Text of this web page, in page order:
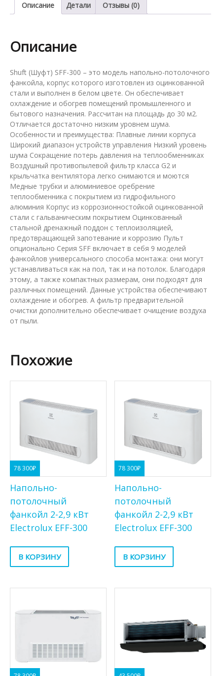
Shuft
Описание Детали Отзывы (0)
Описание
Shuft (Шуфт) SFF-300 – это модель напольно-потолочного
фанкойла, корпус которого изготовлен из оцинкованной
стали и выполнен в белом цвете. Он обеспечивает
охлаждение и обогрев помещений промышленного и
бытового назначения. Рассчитан на площадь до 30 м2.
Отличается достаточно низким уровнем шума.
Особенности и преимущества: Плавные линии корпуса
Широкий диапазон устройств управления Низкий уровень
шума Сокращение потерь давления на теплообменниках
Воздушный противопылевой фильтр класса G2 и
крыльчатка вентилятора легко снимаются и моются
Медные трубки и алюминиевое оребрение
теплообменника с покрытием из гидрофильного
алюминия Корпус из коррозионностойкой оцинкованной
стали с гальваническим покрытием Оцинкованный
стальной дренажный поддон с теплоизоляцией,
предотвращающей запотевание и коррозию Пульт
опционально Серия SFF включает в себя 9 моделей
фанкойлов универсального способа монтажа: они могут
устанавливаться как на пол, так и на потолок. Благодаря
этому, а также компактных размерам, они подходят для
различных помещений. Данные устройства обеспечивают
охлаждение и обогрев. А фильтр предварительной
очистки дополнительно обеспечивает очищение воздуха
от пыли.
Похожие
78 300₽
Напольно-
потолочный
фанкойл 2-2,9 кВт
Electrolux EFF-300
В КОРЗИНУ
78 300₽
Напольно-
потолочный
фанкойл 2-2,9 кВт
Electrolux EFF-300
В КОРЗИНУ